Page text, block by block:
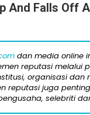
And Falls Off
dan media online
reputasi melalui
organisasi dan
reputasi juga
selebriti